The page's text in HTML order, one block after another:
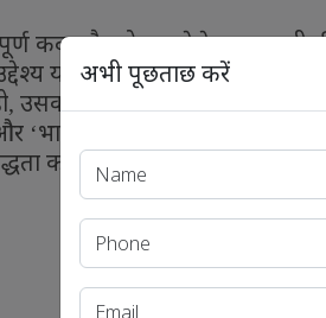
कदम है,जो एक ऐसेAIप्रणाली
यह सुनिश्चित करना है कि देश
, उसका साक्षरता स्तर कुछ भी हो
‘भारत जेन
को उजागर करता है।
अभी पूछताछ करें